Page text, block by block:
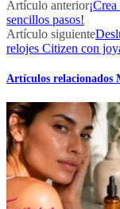
Artículo anterior
sencillos pasos!
Artículo siguiente
relojes Citizen con
Artículos relacionados